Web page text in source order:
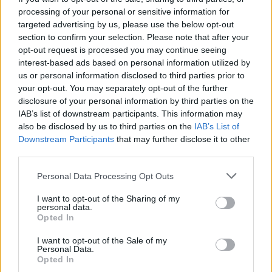
processing of your personal or sensitive information for
targeted advertising by us, please use the below opt-out
section to confirm your selection. Please note that after your
opt-out request is processed you may continue seeing
interest-based ads based on personal information utilized by
us or personal information disclosed to third parties prior to
your opt-out. You may separately opt-out of the further
disclosure of your personal information by third parties on the
IAB’s list of downstream participants. This information may
also be disclosed by us to third parties on the IAB’s List of
Downstream Participants that may further disclose it to other
Personal Data Processing Opt Outs
I want to opt-out of the Sharing of my
personal data.
Opted In
I want to opt-out of the Sale of my
Personal Data.
Opted In